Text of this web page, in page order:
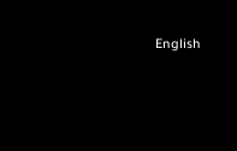
English